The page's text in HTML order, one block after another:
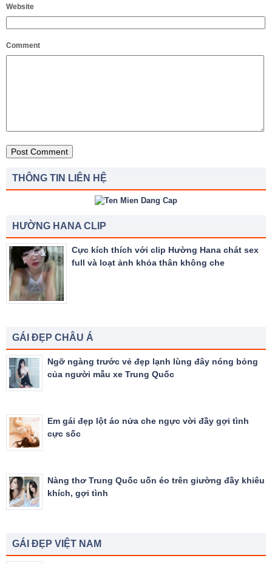
Website
Comment
THÔNG TIN LIÊN HỆ
HƯỜNG HANA CLIP
Cực kích thích với clip Hường Hana chát sex
full và loạt ảnh khỏa thân không che
GÁI ĐẸP CHÂU Á
Ngỡ ngàng trước vẻ đẹp lạnh lùng đây nóng bỏng
của người mẫu xe Trung Quốc
Em gái đẹp lột áo nửa che ngực vời đầy gợi tình
cực sốc
Nàng thơ Trung Quốc uốn éo trên giường đầy khiêu
khích, gợi tình
GÁI ĐẸP VIỆT NAM